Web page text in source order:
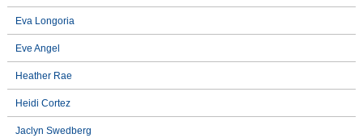
Eva Longoria
Eve Angel
Heather Rae
Heidi Cortez
Jaclyn Swedberg